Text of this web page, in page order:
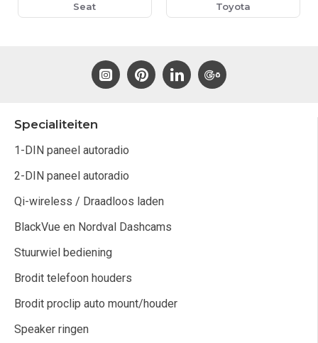
Seat Toyota
Specialiteiten
1-DIN paneel autoradio
2-DIN paneel autoradio
Qi-wireless / Draadloos laden
BlackVue en Nordval Dashcams
Stuurwiel bediening
Brodit telefoon houders
Brodit proclip auto mount/houder
Speaker ringen